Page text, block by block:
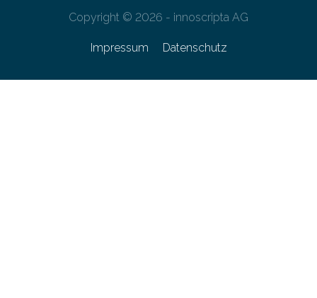
Copyright © 2026 - innoscripta AG
Impressum Datenschutz